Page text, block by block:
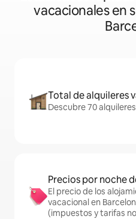
vacacionales en
Total de alquileres
Descubre 70
Precios por noche
El precio de los
vacacional en
(impuestos y tarifas